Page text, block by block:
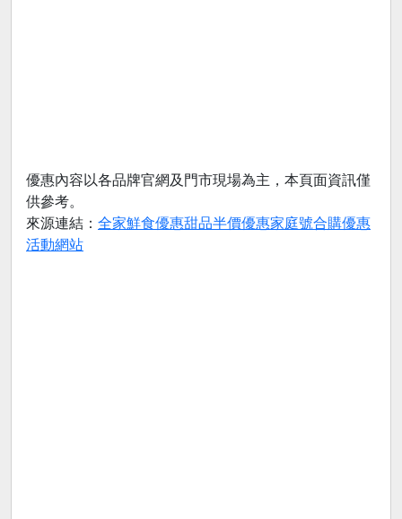
優惠內容以各品牌官網及門市現場為主，本頁面資訊僅
供參考。
來源連結： 全家鮮食優惠甜品半價優惠家庭號合購優惠
活動網站